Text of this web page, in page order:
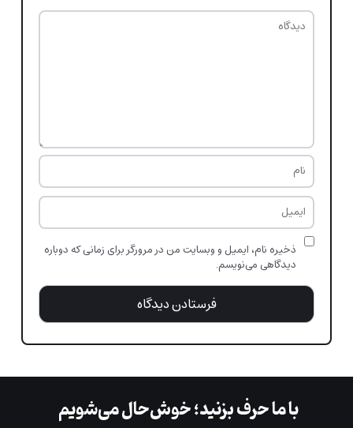
ذخیره نام، ایمیل و وبسایت من در مرورگر برای زمانی که دوباره
دیدگاهی می‌نویسم.
با ما حرف بزنید؛ خوش‌حال می‌شویم